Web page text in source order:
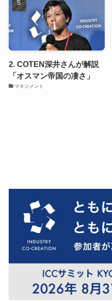
2. COTEN深井さんが解説
「オスマン帝国の凄さ」
マネジメント